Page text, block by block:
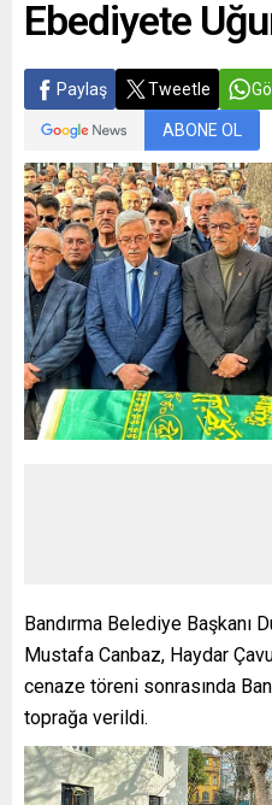
Ebediyete
Paylaş Tweetle
ABONE OL
Bandırma Belediye Başkanı
Mustafa Canbaz, Haydar
cenaze töreni sonrasında
toprağa verildi.